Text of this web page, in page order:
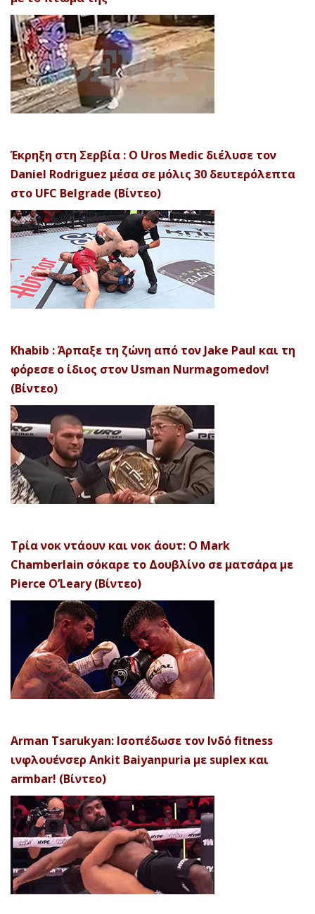
Έκρηξη στη Σερβία : Ο Uros Medic διέλυσε τον
Daniel Rodriguez μέσα σε μόλις 30 δευτερόλεπτα
στο UFC Belgrade (Βίντεο)
Khabib : Άρπαξε τη ζώνη από τον Jake Paul και τη
φόρεσε ο ίδιος στον Usman Nurmagomedov!
(Βίντεο)
Τρία νοκ ντάουν και νοκ άουτ: Ο Mark
Chamberlain σόκαρε το Δουβλίνο σε ματσάρα με
Pierce O’Leary (Βίντεο)
Arman Tsarukyan: Ισοπέδωσε τον Ινδό fitness
ινφλουένσερ Ankit Baiyanpuria με suplex και
armbar! (Βίντεο)